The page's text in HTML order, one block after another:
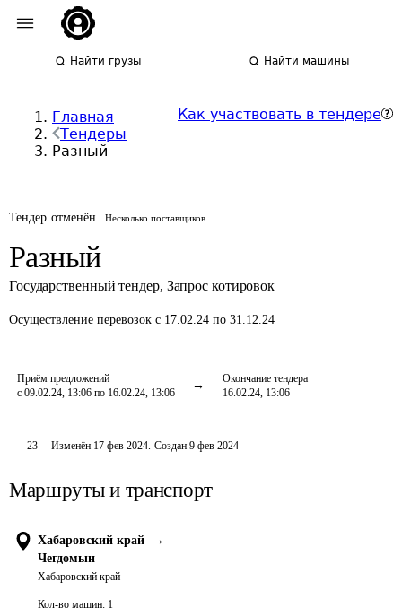
Найти грузы Найти машины
Главная
Тендеры
Разный
Как участвовать в тендере
Тендер отменён Несколько поставщиков
Разный
Государственный тендер, Запрос котировок
Осуществление перевозок с 17.02.24 по 31.12.24
Приём предложений
с 09.02.24, 13:06 по 16.02.24, 13:06
Окончание тендера
16.02.24, 13:06
23 Изменён 17 фев 2024. Создан 9 фев 2024
Маршруты и транспорт
Хабаровский край
→
Чегдомын
Хабаровский край
Кол-во машин: 1